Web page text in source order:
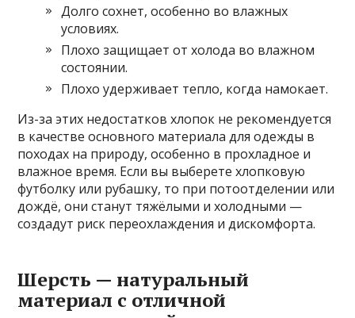
Долго сохнет, особенно во влажных
условиях.
Плохо защищает от холода во влажном
состоянии.
Плохо удерживает тепло, когда намокает.
Из-за этих недостатков хлопок не рекомендуется
в качестве основного материала для одежды в
походах на природу, особенно в прохладное и
влажное время. Если вы выберете хлопковую
футболку или рубашку, то при потоотделении или
дождё, они станут тяжёлыми и холодными —
создадут риск переохлаждения и дискомфорта.
Шерсть — натуральный
материал с отличной